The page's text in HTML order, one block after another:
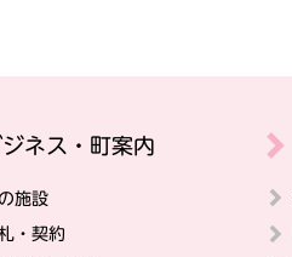
ジネス・町案内
施設
・契約